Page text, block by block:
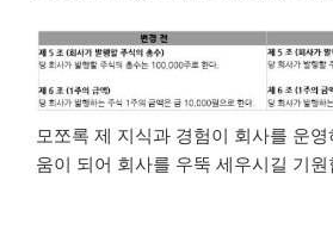
모쪼록 제 지식과 경험이 회사를 운
움이 되어 회사를 우뚝 세우시길 기